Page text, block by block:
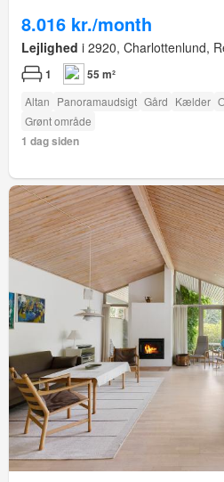
8.016 kr./month
Lejlighed i 2920, Charlottenlund,
1 55 m²
Altan Panoramaudsigt Gård Kælder
Grønt område
1 dag siden